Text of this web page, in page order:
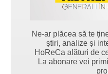
Ne-ar plăcea să te
știri, analize și
HoReCa alături de
La abonare vei